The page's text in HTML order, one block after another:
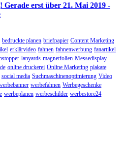
Gerade erst über 21. Mai 2019 -
bedruckte planen briefpapier Content Marketing
erklärvideo fahnen fahnenwerbung fanartikel
lanyards magnetfolien Messedisplay
online druckerei Online Marketing plakate
social media Suchmaschinenoptimierung Video
werbefahnen Werbegeschenke
werbeplanen werbeschilder werbestore24